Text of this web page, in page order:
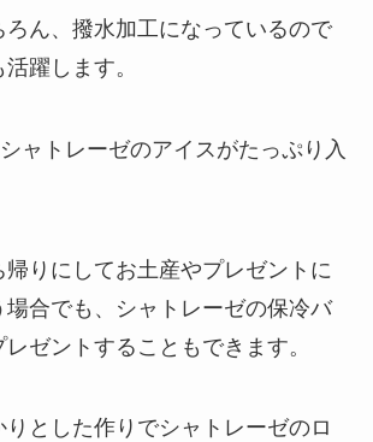
ん、撥水加工になっているので
躍します。
ャトレーゼのアイスがたっぷり入
りにしてお土産やプレゼントに
場合でも、シャトレーゼの保冷バ
ゼントすることもできます。
とした作りでシャトレーゼのロ